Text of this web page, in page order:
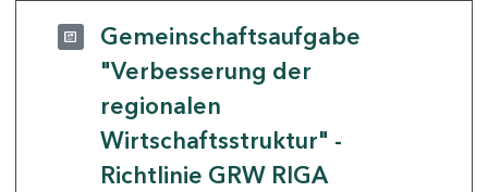
Gemeinschaftsaufgabe
"Verbesserung der
regionalen
Wirtschaftsstruktur" -
Richtlinie GRW RIGA